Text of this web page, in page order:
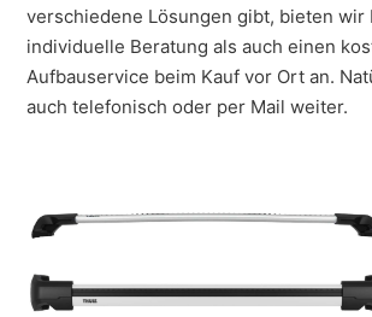
verschiedene Lösungen gibt, bieten wir
individuelle Beratung als auch einen
Aufbauservice beim Kauf vor Ort an.
auch telefonisch oder per Mail weiter.